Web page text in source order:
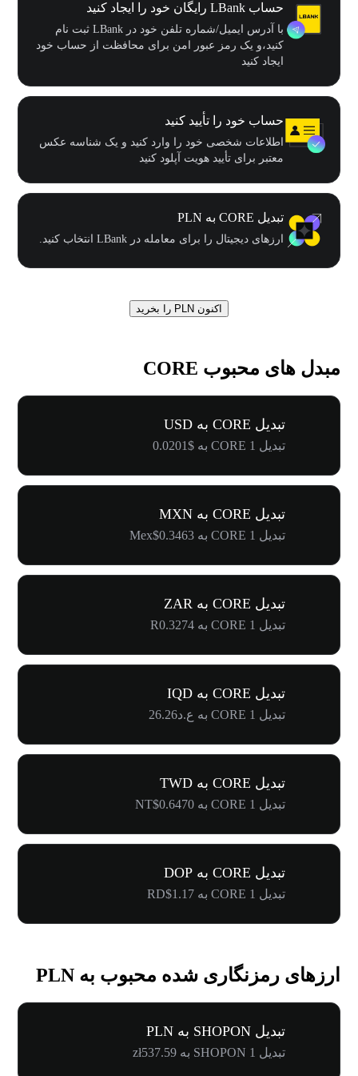
حساب LBank رایگان خود را ایجاد کنید
با آدرس ایمیل/شماره تلفن خود در LBank ثبت نام
کنید،و یک رمز عبور امن برای محافظت از حساب خود
ایجاد کنید
حساب خود را تأیید کنید
اطلاعات شخصی خود را وارد کنید و یک شناسه عکس
معتبر برای تأیید هویت آپلود کنید
تبدیل CORE به PLN
ارزهای دیجیتال را برای معامله در LBank انتخاب کنید.
اکنون PLN را بخرید
مبدل های محبوب CORE
تبدیل CORE به USD
تبدیل 1 CORE به $0.0201
تبدیل CORE به MXN
تبدیل 1 CORE به Mex$0.3463
تبدیل CORE به ZAR
تبدیل 1 CORE به R0.3274
تبدیل CORE به IQD
تبدیل 1 CORE به ع.د26.26
تبدیل CORE به TWD
تبدیل 1 CORE به NT$0.6470
تبدیل CORE به DOP
تبدیل 1 CORE به RD$1.17
ارزهای رمزنگاری شده محبوب به PLN
تبدیل SHOPON به PLN
تبدیل 1 SHOPON به zł537.59